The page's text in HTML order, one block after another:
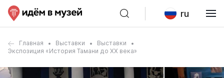
ru
Главная Выставки
Выставки
Экспозиция «История Тамани до XX века»